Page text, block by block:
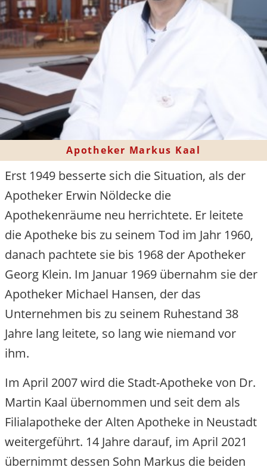
Apotheker Markus Kaal
Erst 1949 besserte sich die Situation, als der
Apotheker Erwin Nöldecke die
Apothekenräume neu herrichtete. Er leitete
die Apotheke bis zu seinem Tod im Jahr 1960,
danach pachtete sie bis 1968 der Apotheker
Georg Klein. Im Januar 1969 übernahm sie der
Apotheker Michael Hansen, der das
Unternehmen bis zu seinem Ruhestand 38
Jahre lang leitete, so lang wie niemand vor
ihm.
Im April 2007 wird die Stadt-Apotheke von Dr.
Martin Kaal übernommen und seit dem als
Filialapotheke der Alten Apotheke in Neustadt
weitergeführt. 14 Jahre darauf, im April 2021
übernimmt dessen Sohn Markus die beiden